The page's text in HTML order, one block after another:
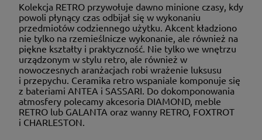
Kolekcja RETRO przywołuje dawno minione czasy, kdy
powoli płynący czas odbijał się w wykonaniu
przedmiotów codziennego użytku. Akcent kładziono
nie tylko na rzemieślnicze wykonanie, ale również na
piękne kształty i praktyczność. Nie tylko we wnętrzu
urządzonym w stylu retro, ale również w
nowoczesnych aranżacjach robi wrażenie luksusu
i przepychu. Ceramika retro wspaniale komponuje się
z bateriami ANTEA i SASSARI. Do dokomponowania
atmosfery polecamy akcesoria DIAMOND, meble
RETRO lub GALANTA oraz wanny RETRO, FOXTROT
i CHARLESTON.